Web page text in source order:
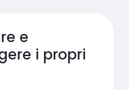
e
i propri